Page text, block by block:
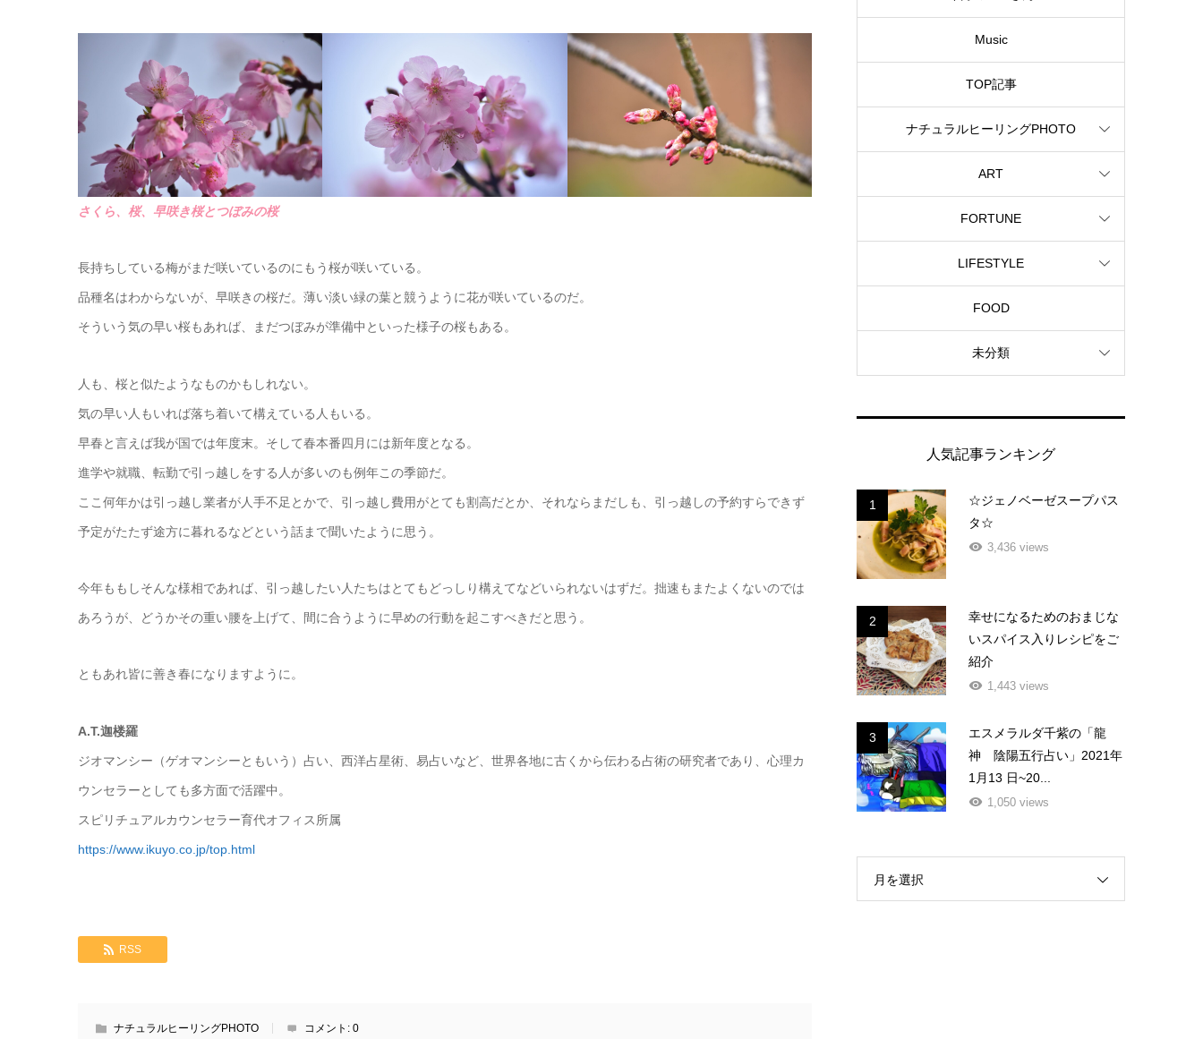
さくら、桜、早咲き桜とつぼみの桜
長持ちしている梅がまだ咲いているのにもう桜が咲いている。
品種名はわからないが、早咲きの桜だ。薄い淡い緑の葉と競うように花が咲いているのだ。
そういう気の早い桜もあれば、まだつぼみが準備中といった様子の桜もある。
人も、桜と似たようなものかもしれない。
気の早い人もいれば落ち着いて構えている人もいる。
早春と言えば我が国では年度末。そして春本番四月には新年度となる。
進学や就職、転勤で引っ越しをする人が多いのも例年この季節だ。
ここ何年かは引っ越し業者が人手不足とかで、引っ越し費用がとても割高だとか、それならまだしも、引っ越しの予約すらできず
予定がたたず途方に暮れるなどという話まで聞いたように思う。
今年ももしそんな様相であれば、引っ越したい人たちはとてもどっしり構えてなどいられないはずだ。拙速もまたよくないのでは
あろうが、どうかその重い腰を上げて、間に合うように早めの行動を起こすべきだと思う。
ともあれ皆に善き春になりますように。
A.T.迦楼羅
ジオマンシー（ゲオマンシーともいう）占い、西洋占星術、易占いなど、世界各地に古くから伝わる占術の研究者であり、心理カ
ウンセラーとしても多方面で活躍中。
スピリチュアルカウンセラー育代オフィス所属
https://www.ikuyo.co.jp/top.html
RSS
ナチュラルヒーリングPHOTO コメント: 0
Music
TOP記事
ナチュラルヒーリングPHOTO
ART
FORTUNE
LIFESTYLE
FOOD
未分類
人気記事ランキング
1
☆ジェノベーゼスープパス
タ☆
3,436 views
2
幸せになるためのおまじな
いスパイス入りレシピをご
紹介
1,443 views
3
エスメラルダ千紫の「龍
神 陰陽五行占い」2021年
1月13 日~20...
1,050 views
月を選択